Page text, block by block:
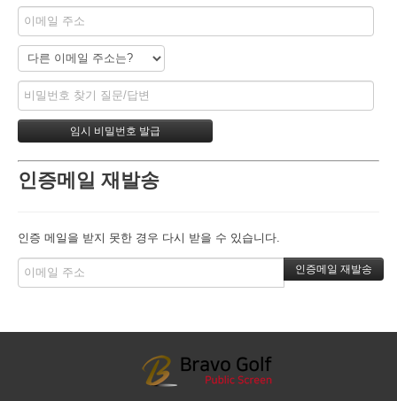
인증메일 재발송
인증 메일을 받지 못한 경우 다시 받을 수 있습니다.